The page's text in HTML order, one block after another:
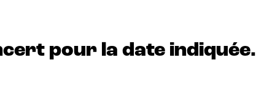
pour la date indiquée.